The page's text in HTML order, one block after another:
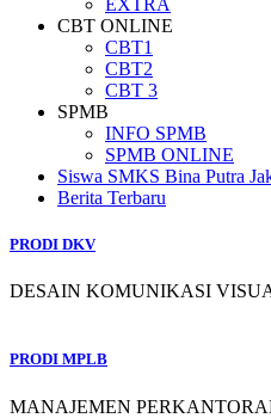
CBT ONLINE
CBT1
CBT2
CBT 3
SPMB
INFO SPMB
SPMB ONLINE
Siswa SMKS Bina Putra
Berita Terbaru
PRODI DKV
DESAIN KOMUNIKASI
PRODI MPLB
MANAJEMEN